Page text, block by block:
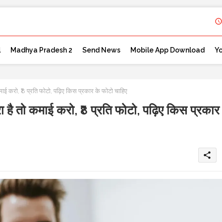
Madhya Pradesh 2 Send News Mobile App Download
₹8 प्रति फोटो, पढ़िए किस प्रकार के फोटो चाहिए
कमाई करो, ₹8 प्रति फोटो, पढ़िए किस प्रकार
share